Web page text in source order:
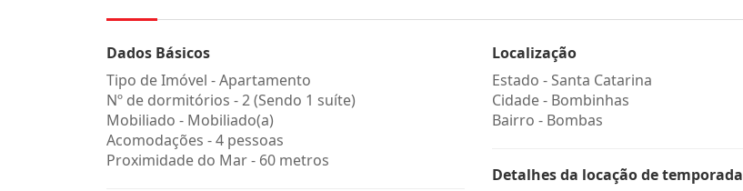
Dados Básicos
Tipo de Imóvel - Apartamento
Nº de dormitórios - 2 (Sendo 1 suíte)
Mobiliado - Mobiliado(a)
Acomodações - 4 pessoas
Proximidade do Mar - 60 metros
Localização
Estado -Santa Catarina
Cidade - Bombinhas
Bairro - Bombas
Detalhes da locação de temporada